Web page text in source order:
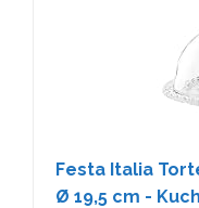
Festa Italia
Ø 19,5 cm -